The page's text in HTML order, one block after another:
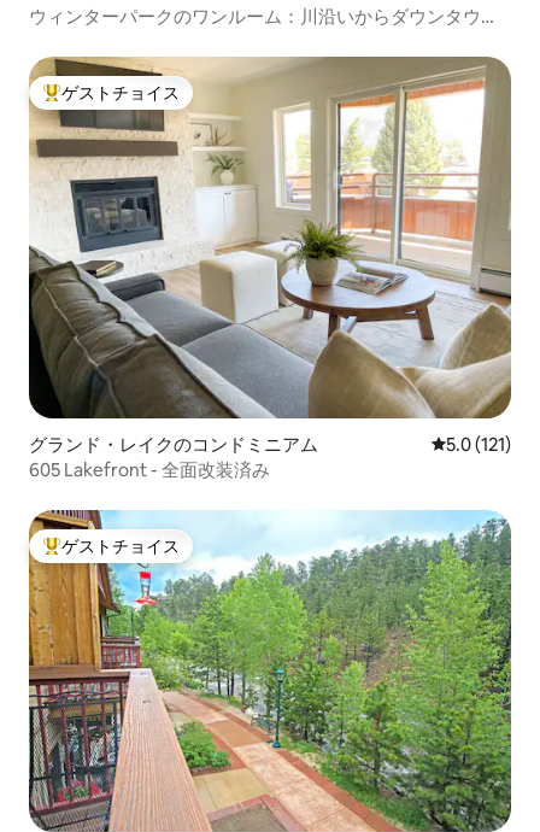
ウィンターパークのワンルーム：川沿いからダウンタウン
大好評のゲストチョイスです。
ゲストチョイス
グランド・レイクのコンドミニアム レビュー121
5.0 (121)
605 Lakefront - 全面改装済み
大好評のゲストチョイスです。
ゲストチョイス